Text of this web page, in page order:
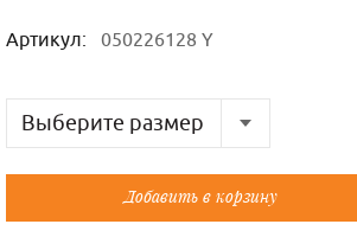
Артикул: 050226128 Y
Выберите размер
Русский
Французский
50
44/4
Добавить в корзину